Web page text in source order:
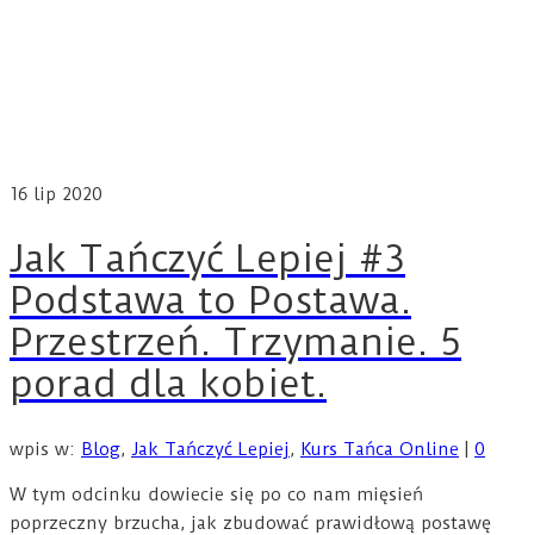
16 lip 2020
Jak Tańczyć Lepiej #3
Podstawa to Postawa.
Przestrzeń. Trzymanie. 5
porad dla kobiet.
wpis w: Blog, Jak Tańczyć Lepiej, Kurs Tańca Online 0
W tym odcinku dowiecie się po co nam mięsień
poprzeczny brzucha, jak zbudować prawidłową postawę